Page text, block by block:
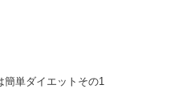
簡単ダイエットその1